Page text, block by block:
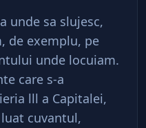
unde sa slujesc,
de exemplu, pe
unde locuiam.
care s-a
lll a Capitalei,
cuvantul,